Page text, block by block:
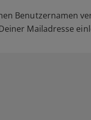
Benutzernamen
Mailadresse